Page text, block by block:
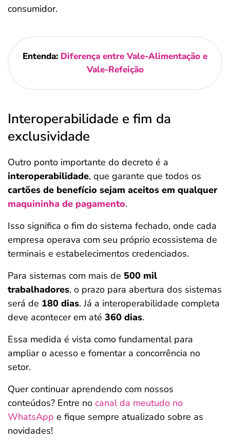
consumidor.
Entenda: Diferença entre Vale-Alimentação e
Vale-Refeição
Interoperabilidade e fim da
exclusividade
Outro ponto importante do decreto é a
interoperabilidade, que garante que todos os
cartões de benefício sejam aceitos em qualquer
maquininha de pagamento.
Isso significa o fim do sistema fechado, onde cada
empresa operava com seu próprio ecossistema de
terminais e estabelecimentos credenciados.
Para sistemas com mais de 500 mil
trabalhadores, o prazo para abertura dos sistemas
será de 180 dias. Já a interoperabilidade completa
deve acontecer em até 360 dias.
Essa medida é vista como fundamental para
ampliar o acesso e fomentar a concorrência no
setor.
Quer continuar aprendendo com nossos
conteúdos? Entre no canal da meutudo no
WhatsApp e fique sempre atualizado sobre as
novidades!